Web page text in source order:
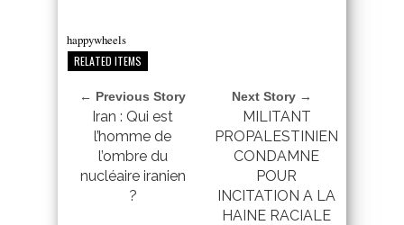
happywheels
RELATED ITEMS
← Previous Story
Iran : Qui est
l’homme de
l’ombre du
nucléaire iranien
?
Next Story →
MILITANT
PROPALESTINIEN
CONDAMNE
POUR
INCITATION A LA
HAINE RACIALE